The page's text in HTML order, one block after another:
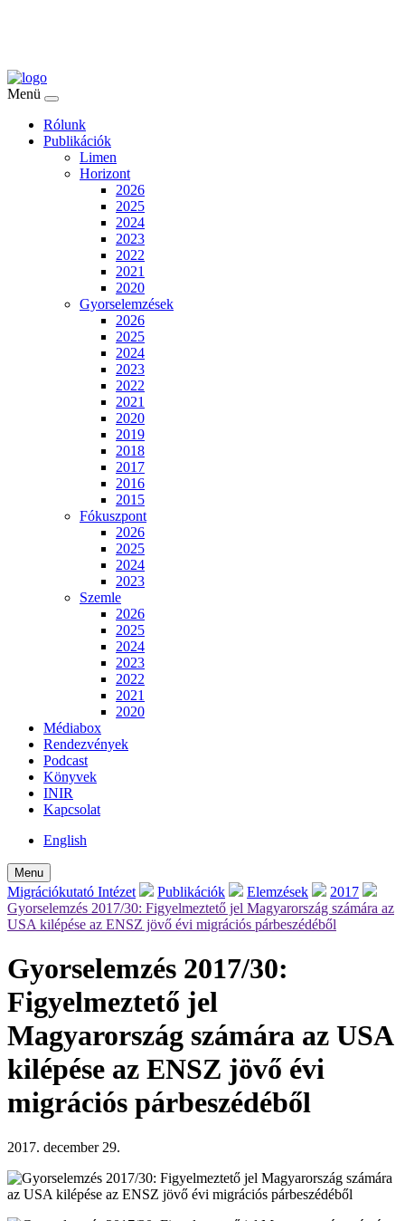
Menü
Rólunk
Publikációk
Limen
Horizont
2026
2025
2024
2023
2022
2021
2020
Gyorselemzések
2026
2025
2024
2023
2022
2021
2020
2019
2018
2017
2016
2015
Fókuszpont
2026
2025
2024
2023
Szemle
2026
2025
2024
2023
2022
2021
2020
Médiabox
Rendezvények
Podcast
Könyvek
INIR
Kapcsolat
English
Menu
Migrációkutató Intézet Publikációk Elemzések
2017
Gyorselemzés 2017/30: Figyelmeztető jel Magyarország számára az
USA kilépése az ENSZ jövő évi migrációs párbeszédéből
Gyorselemzés 2017/30:
Figyelmeztető jel
Magyarország számára az USA
kilépése az ENSZ jövő évi
migrációs párbeszédéből
2017. december 29.